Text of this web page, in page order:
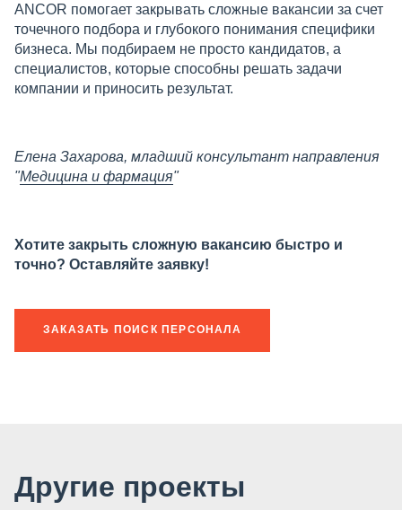
ANCOR помогает закрывать сложные вакансии за счет
точечного подбора и глубокого понимания специфики
бизнеса. Мы подбираем не просто кандидатов, а
специалистов, которые способны решать задачи
компании и приносить результат.
Елена Захарова, младший консультант направления
"Медицина и фармация"
Хотите закрыть сложную вакансию быстро и
точно? Оставляйте заявку!
ЗАКАЗАТЬ ПОИСК ПЕРСОНАЛА
Другие проекты